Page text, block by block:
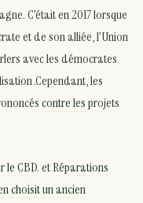
C’était en 2017 lorsque
et de son alliée, l’Union
avec les démocrates
.Cependant, les
contre lesprojets
le CBD. etRéparations
choisit un ancien